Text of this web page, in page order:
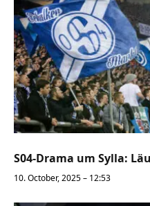
S04-Drama um Sylla:
10. October, 2025 – 12:53